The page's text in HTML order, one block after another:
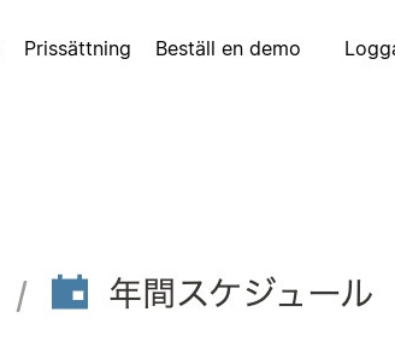
Prissättning Beställ en demo